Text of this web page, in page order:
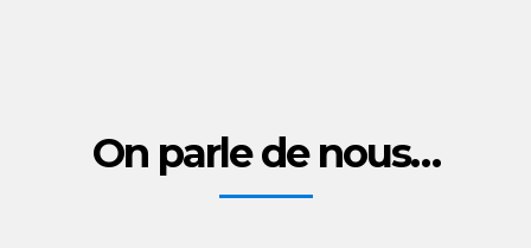
On parle de nous…